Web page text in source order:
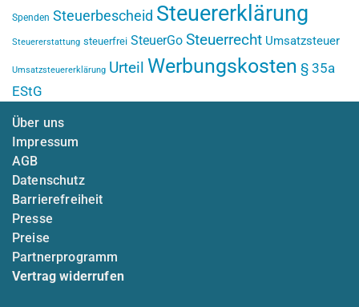
Spenden Steuerbescheid Steuererklärung
Steuererstattung steuerfrei SteuerGo Steuerrecht Umsatzsteuer
Umsatzsteuererklärung Urteil Werbungskosten § 35a
EStG
Über uns
Impressum
AGB
Datenschutz
Barrierefreiheit
Presse
Preise
Partnerprogramm
Vertrag widerrufen